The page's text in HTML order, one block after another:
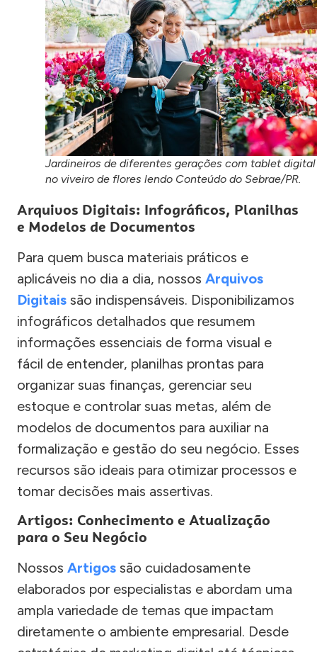
Jardineiros de diferentes gerações com tablet digital
no viveiro de flores lendo Conteúdo do Sebrae/PR.
Arquivos Digitais: Infográficos, Planilhas
e Modelos de Documentos
Para quem busca materiais práticos e
aplicáveis no dia a dia, nossos Arquivos
Digitais são indispensáveis. Disponibilizamos
infográficos detalhados que resumem
informações essenciais de forma visual e
fácil de entender, planilhas prontas para
organizar suas finanças, gerenciar seu
estoque e controlar suas metas, além de
modelos de documentos para auxiliar na
formalização e gestão do seu negócio. Esses
recursos são ideais para otimizar processos e
tomar decisões mais assertivas.
Artigos: Conhecimento e Atualização
para o Seu Negócio
Nossos Artigos são cuidadosamente
elaborados por especialistas e abordam uma
ampla variedade de temas que impactam
diretamente o ambiente empresarial. Desde